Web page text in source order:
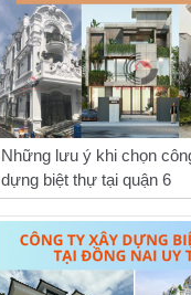
Những lưu ý khi chọn
dựng biệt thự tại quận 6